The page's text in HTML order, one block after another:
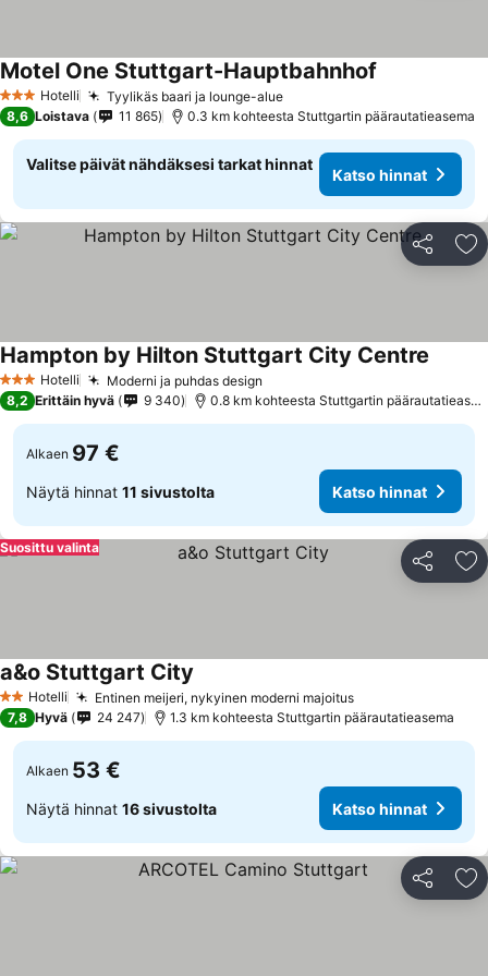
3 Tähtiluokitus
Hotelli Tyylikäs baari ja lounge-alue
Motel One Stuttgart-Hauptbahnhof
8,6 Loistava 11 865 0.3 km kohteesta Stuttgartin päärautatieasema
Valitse päivät nähdäksesi tarkat hinnat
Katso hinnat
Jaa
3 Tähtiluokitus
Hotelli Moderni ja puhdas design
Hampton by Hilton Stuttgart City Centre
8,2 Erittäin hyvä 9 340 0.8 km kohteesta Stuttgartin päärautatieasema
Alkaen 97 €
Näytä hinnat 11 sivustolta Katso hinnat
Jaa
Suosittu valinta
2 Tähtiluokitus
Hotelli Entinen meijeri, nykyinen moderni majoitus
a&o Stuttgart City
7,8 Hyvä 24 247 1.3 km kohteesta Stuttgartin päärautatieasema
Alkaen 53 €
Näytä hinnat 16 sivustolta Katso hinnat
Jaa